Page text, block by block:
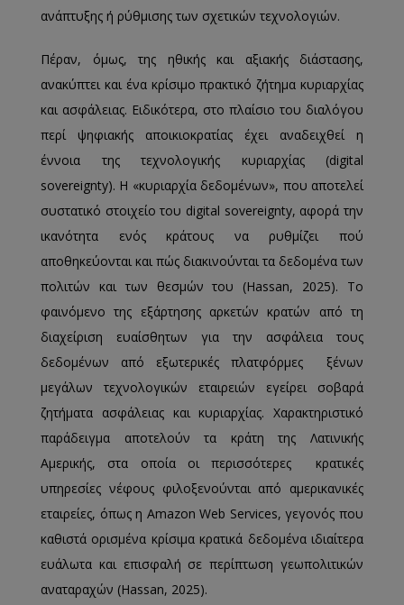
ανάπτυξης ή ρύθμισης των σχετικών τεχνολογιών.
Πέραν, όμως, της ηθικής και αξιακής διάστασης,
ανακύπτει και ένα κρίσιμο πρακτικό ζήτημα κυριαρχίας
και ασφάλειας. Ειδικότερα, στο πλαίσιο του διαλόγου
περί ψηφιακής αποικιοκρατίας έχει αναδειχθεί η
έννοια της τεχνολογικής κυριαρχίας (digital
sovereignty). Η «κυριαρχία δεδομένων», που αποτελεί
συστατικό στοιχείο του digital sovereignty, αφορά την
ικανότητα ενός κράτους να ρυθμίζει πού
αποθηκεύονται και πώς διακινούνται τα δεδομένα των
πολιτών και των θεσμών του (Hassan, 2025). Το
φαινόμενο της εξάρτησης αρκετών κρατών από τη
διαχείριση ευαίσθητων για την ασφάλεια τους
δεδομένων από εξωτερικές πλατφόρμες ξένων
μεγάλων τεχνολογικών εταιρειών εγείρει σοβαρά
ζητήματα ασφάλειας και κυριαρχίας. Χαρακτηριστικό
παράδειγμα αποτελούν τα κράτη της Λατινικής
Αμερικής, στα οποία οι περισσότερες κρατικές
υπηρεσίες νέφους φιλοξενούνται από αμερικανικές
εταιρείες, όπως η Amazon Web Services, γεγονός που
καθιστά ορισμένα κρίσιμα κρατικά δεδομένα ιδιαίτερα
ευάλωτα και επισφαλή σε περίπτωση γεωπολιτικών
αναταραχών (Hassan, 2025).